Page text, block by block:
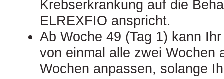
Krebserkrankung auf die
ELREXFIO anspricht.
Ab Woche 49 (Tag 1) kann
von einmal alle zwei Wochen
Wochen anpassen, solange